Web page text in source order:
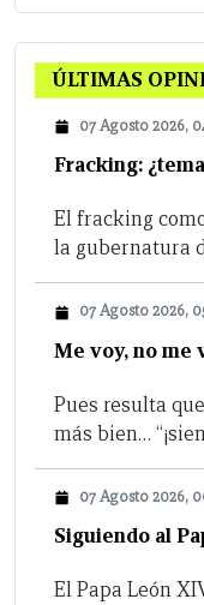
ÚLTIMAS
07 Agosto 2026,
Fracking:
El fracking
la gubernatura
07 Agosto 2026,
Me voy, no me
Pues resulta
más bien…
07 Agosto 2026,
Siguiendo al
El Papa León